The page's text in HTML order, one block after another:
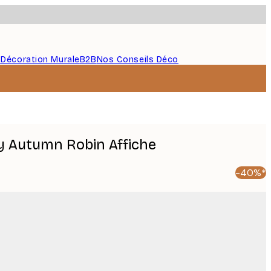
Décoration MuraleB2BNos Conseils Déco
Autumn Robin Affiche
-40%*